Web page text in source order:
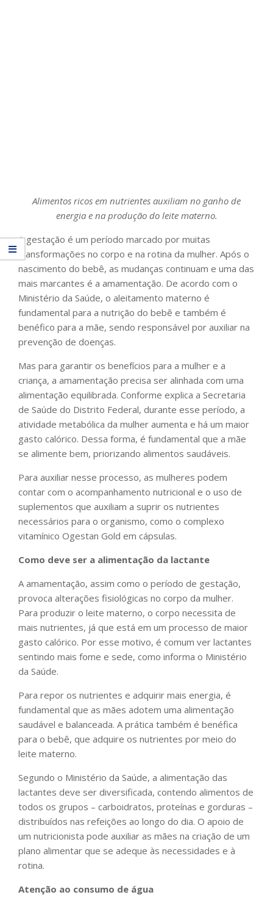
Alimentos ricos em nutrientes auxiliam no ganho de
energia e na produção do leite materno.
A gestação é um período marcado por muitas
transformações no corpo e na rotina da mulher. Após o
nascimento do bebê, as mudanças continuam e uma das
mais marcantes é a amamentação. De acordo com o
Ministério da Saúde, o aleitamento materno é
fundamental para a nutrição do bebê e também é
benéfico para a mãe, sendo responsável por auxiliar na
prevenção de doenças.
Mas para garantir os benefícios para a mulher e a
criança, a amamentação precisa ser alinhada com uma
alimentação equilibrada. Conforme explica a Secretaria
de Saúde do Distrito Federal, durante esse período, a
atividade metabólica da mulher aumenta e há um maior
gasto calórico. Dessa forma, é fundamental que a mãe
se alimente bem, priorizando alimentos saudáveis.
Para auxiliar nesse processo, as mulheres podem
contar com o acompanhamento nutricional e o uso de
suplementos que auxiliam a suprir os nutrientes
necessários para o organismo, como o complexo
vitamínico Ogestan Gold em cápsulas.
Como deve ser a alimentação da lactante
A amamentação, assim como o período de gestação,
provoca alterações fisiológicas no corpo da mulher.
Para produzir o leite materno, o corpo necessita de
mais nutrientes, já que está em um processo de maior
gasto calórico. Por esse motivo, é comum ver lactantes
sentindo mais fome e sede, como informa o Ministério
da Saúde.
Para repor os nutrientes e adquirir mais energia, é
fundamental que as mães adotem uma alimentação
saudável e balanceada. A prática também é benéfica
para o bebê, que adquire os nutrientes por meio do
leite materno.
Segundo o Ministério da Saúde, a alimentação das
lactantes deve ser diversificada, contendo alimentos de
todos os grupos – carboidratos, proteínas e gorduras –
distribuídos nas refeições ao longo do dia. O apoio de
um nutricionista pode auxiliar as mães na criação de um
plano alimentar que se adeque às necessidades e à
rotina.
Atenção ao consumo de água